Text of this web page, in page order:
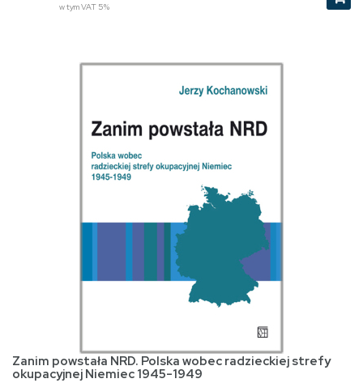
w tym VAT 5%
Zanim powstała NRD. Polska wobec radzieckiej strefy
okupacyjnej Niemiec 1945-1949